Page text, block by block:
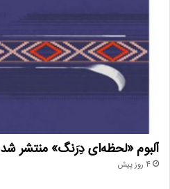
آلبوم «لحظه‌ای دِرَنگ» منتشر شد
4 روز پیش